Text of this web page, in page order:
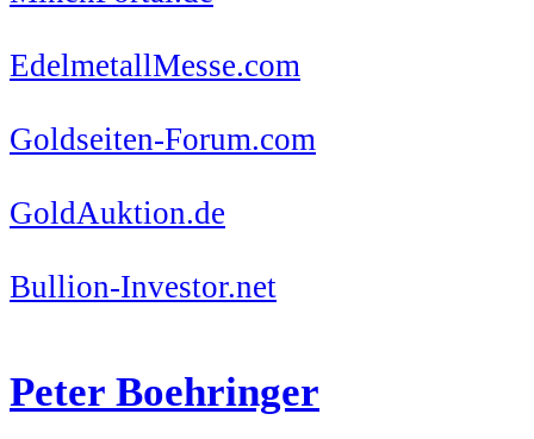
EdelmetallMesse.com
Goldseiten-Forum.com
GoldAuktion.de
Bullion-Investor.net
Peter Boehringer